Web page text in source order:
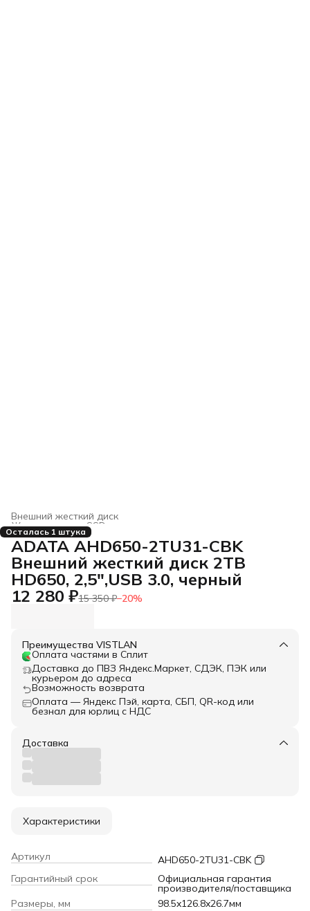
Внешний жесткий диск
Жесткие диски, SSD и сетевые накопители
Электроника
Главная ›
Осталась 1 штука
ADATA AHD650-2TU31-CBK
Внешний жесткий диск 2TB
HD650, 2,5",USB 3.0, черный
12 280 ₽15 350 ₽−20%
Преимущества VISTLAN
Оплата частями в Сплит
Доставка до ПВЗ Яндекс.Маркет, СДЭК, ПЭК или
курьером до адреса
Возможность возврата
Оплата — Яндекс Пэй, карта, СБП, QR-код или
безнал для юрлиц с НДС
Доставка
Характеристики
Артикул
AHD650-2TU31-CBK
Гарантийный срок
Официальная гарантия
производителя/поставщика
Размеры, мм
98.5x126.8x26.7мм